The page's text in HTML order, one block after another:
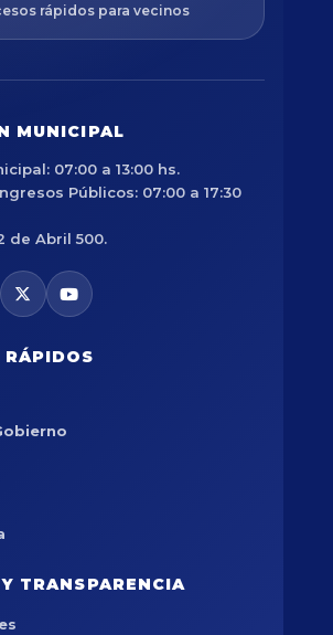
rápidos para vecinos
MUNICIPAL
07:00 a 13:00 hs.
Públicos: 07:00 a 17:30
de Abril 500.
RÁPIDOS
TRANSPARENCIA